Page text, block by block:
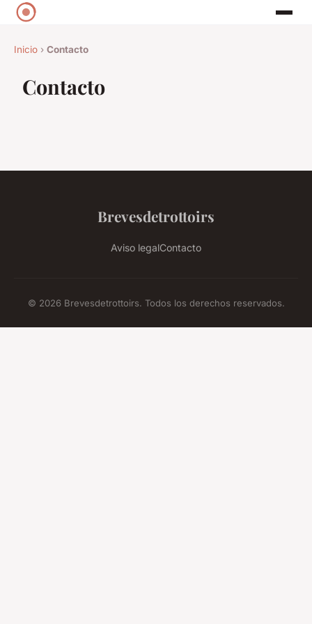
Inicio › Contacto
Contacto
Brevesdetrottoirs
Aviso legalContacto
© 2026 Brevesdetrottoirs. Todos los derechos reservados.